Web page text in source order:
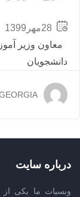
28مهر1399
معاون وزیر
دانشجویان
درباره سایت
وبسیات ما یکی از